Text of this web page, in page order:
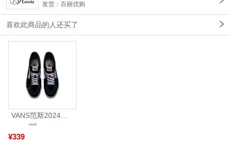
发货：百丽优购
喜欢此商品的人还买了
VANS范斯2024中性SK8-HiCL帆布鞋/硫化鞋VN000D5IB8C
¥339
¥599